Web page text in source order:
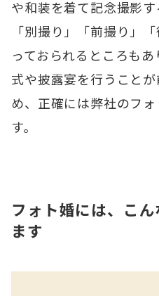
や和装を着て記念撮影
「別撮り」「前撮り」
っておられるところも
式や披露宴を行うこと
め、正確には弊社のフ
す。
フォト婚には、こ
ます